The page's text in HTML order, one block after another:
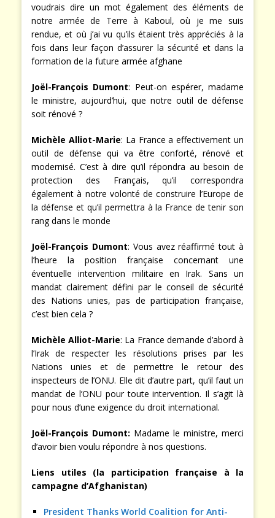
voudrais dire un mot également des éléments de
notre armée de Terre à Kaboul, où je me suis
rendue, et où j’ai vu qu’ils étaient très appréciés à la
fois dans leur façon d’assurer la sécurité et dans la
formation de la future armée afghane
Joël-François Dumont: Peut-on espérer, madame
le ministre, aujourd’hui, que notre outil de défense
soit rénové ?
Michèle Alliot-Marie: La France a effectivement un
outil de défense qui va être conforté, rénové et
modernisé. C’est à dire qu’il répondra au besoin de
protection des Français, qu’il correspondra
également à notre volonté de construire l’Europe de
la défense et qu’il permettra à la France de tenir son
rang dans le monde
Joël-François Dumont: Vous avez réaffirmé tout à
l’heure la position française concernant une
éventuelle intervention militaire en Irak. Sans un
mandat clairement défini par le conseil de sécurité
des Nations unies, pas de participation française,
c’est bien cela ?
Michèle Alliot-Marie: La France demande d’abord à
l’Irak de respecter les résolutions prises par les
Nations unies et de permettre le retour des
inspecteurs de l’ONU. Elle dit d’autre part, qu’il faut un
mandat de l’ONU pour toute intervention. Il s’agit là
pour nous d’une exigence du droit international.
Joël-François Dumont: Madame le ministre, merci
d’avoir bien voulu répondre à nos questions.
Liens utiles (la participation française à la
campagne d’Afghanistan)
President Thanks World Coalition for Anti-